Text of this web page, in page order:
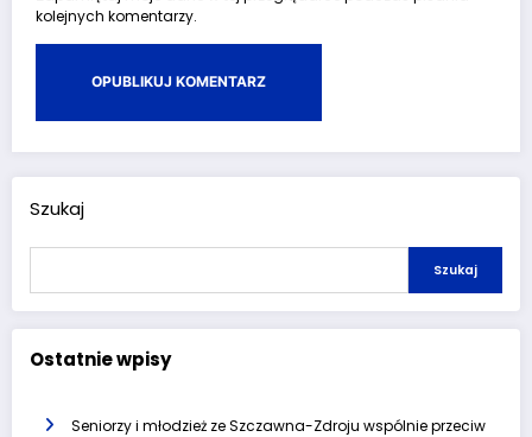
kolejnych komentarzy.
Szukaj
Szukaj
Ostatnie wpisy
Seniorzy i młodzież ze Szczawna-Zdroju wspólnie przeciw